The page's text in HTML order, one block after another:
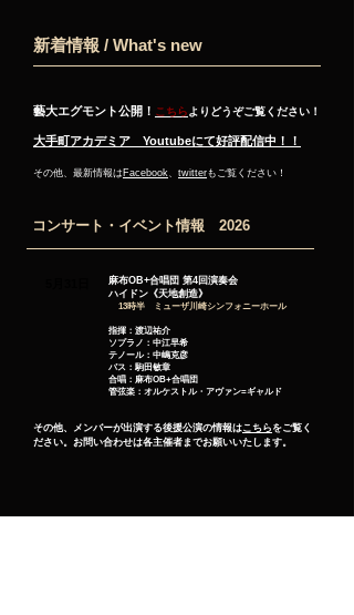
新着情報 / What's new
藝大エグモント公開！ こちらよりどうぞご覧ください！
大手町アカデミア Youtubeにて好評配信中！！
その他、最新情報は Facebook、 twitterもご覧ください！
コンサート・イベント情報 2026
麻布OB+合唱団 第4回演奏会
ハイドン《天地創造》
13時半 ミューザ川崎シンフォニーホール
指揮：渡辺祐介
ソプラノ：中江早希
テノール：中嶋克彦
バス：駒田敏章
合唱：麻布OB+合唱団
管弦楽：オルケストル・アヴァン=ギャルド
その他、メンバーが出演する後援公演の情報はこちら をご覧く
ださい。お問い合わせは各主催者までお願いいたします。